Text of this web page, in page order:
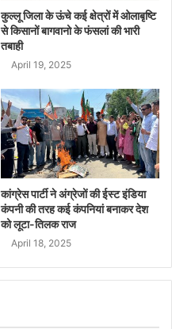
कुल्लू जिला के ऊंचे कई क्षेत्रों में ओलाबृष्टि
से किसानों बागवानो के फंसलां की भारी
तबाही
April 19, 2025
कांग्रेस पार्टी ने अंग्रेजों की ईस्ट इंडिया
कंपनी की तरह कई कंपनियां बनाकर देश
को लूटा-तिलक राज
April 18, 2025